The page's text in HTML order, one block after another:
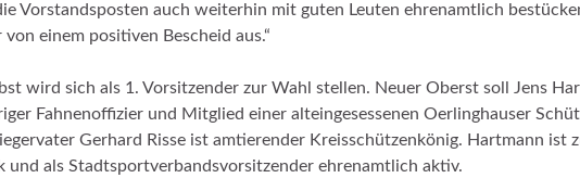
Vorstandsposten auch weiterhin mit guten Leuten ehrenamtlich
einem positiven Bescheid aus.“
wird sich als 1. Vorsitzender zur Wahl stellen. Neuer Oberst soll Jens
Fahnenoffizier und Mitglied einer alteingesessenen Oerlinghauser
Gerhard Risse ist amtierender Kreisschützenkönig. Hartmann ist
und als Stadtsportverbandsvorsitzender ehrenamtlich aktiv.